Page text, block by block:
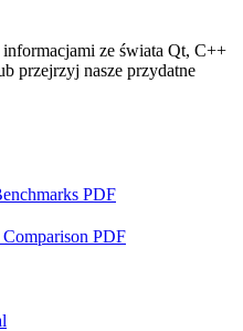
ze świata Qt, C++
przejrzyj nasze przydatne
PDF
PDF